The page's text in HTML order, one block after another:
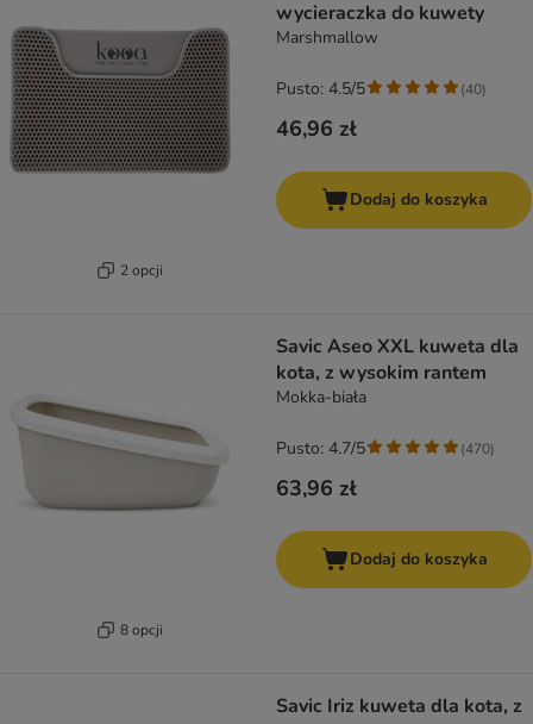
2 opcji
wycieraczka do kuwety
Marshmallow
46,96 zł
Pusto: 4.5/5 (40)
Dodaj do koszyka
8 opcji
Savic Aseo XXL kuweta dla
kota, z wysokim rantem
Mokka-biała
63,96 zł
Pusto: 4.7/5 (470)
Dodaj do koszyka
Savic Iriz kuweta dla kota, z